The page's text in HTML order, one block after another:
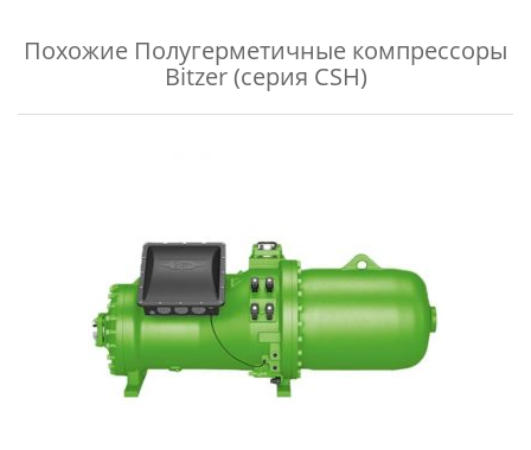
Похожие Полугерметичные компрессоры
Bitzer (серия CSH)